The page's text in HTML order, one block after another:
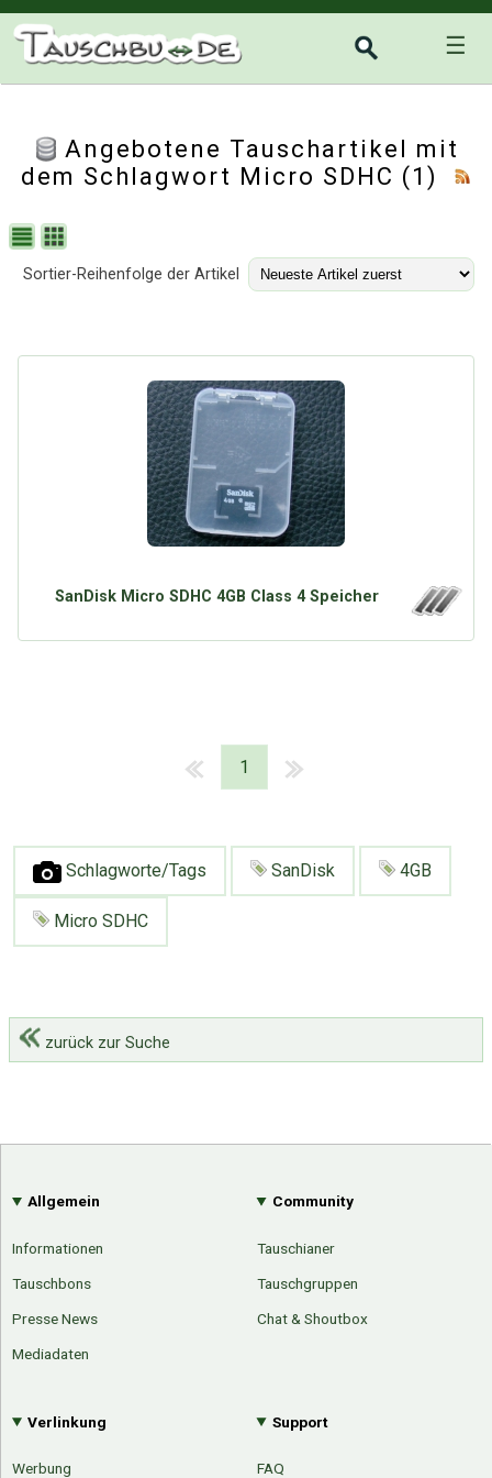
☰
Angebotene Tauschartikel mit
dem Schlagwort Micro SDHC (1)
Sortier-Reihenfolge der Artikel
SanDisk Micro SDHC 4GB Class 4 Speicher
1
Schlagworte/Tags SanDisk 4GB
Micro SDHC
zurück zur Suche
Allgemein
Informationen
Tauschbons
Presse News
Mediadaten
Community
Tauschianer
Tauschgruppen
Chat & Shoutbox
Verlinkung
Werbung
Support
FAQ